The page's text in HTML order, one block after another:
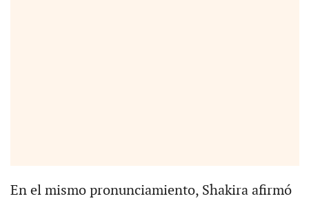
En el mismo pronunciamiento, Shakira afirmó